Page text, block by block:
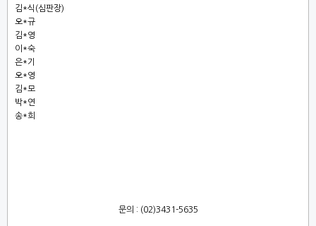
김*식(심판장)
오*규
김*영
이*숙
은*기
오*영
김*모
박*연
송*희
문의 : (02)3431-5635